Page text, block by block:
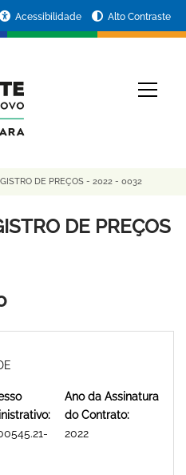
Acessibilidade Alto Contraste
DE PREÇOS - 2022 - 0032
DE PREÇOS
Ano da Assinatura
do Contrato:
2022